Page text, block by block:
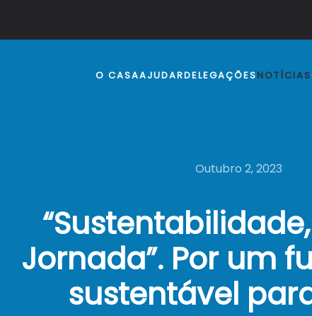
O CASAAJUDARDELEGAÇÕESNOTÍCIAS
Outubro 2, 2023
Jornada”. Por um
sustentável